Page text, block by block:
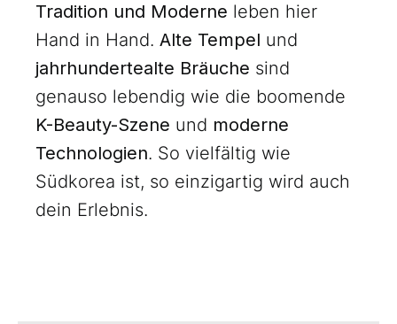
Tradition und Moderne leben hier
Hand in Hand. Alte Tempel und
jahrhundertealte Bräuche sind
genauso lebendig wie die boomende
K-Beauty-Szene und moderne
Technologien. So vielfältig wie
Südkorea ist, so einzigartig wird auch
dein Erlebnis.